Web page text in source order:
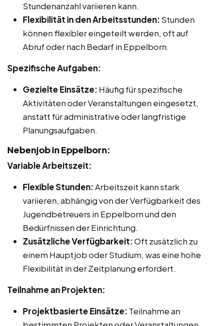
Stundenanzahl variieren kann.
Flexibilität in den Arbeitsstunden: Stunden
können flexibler eingeteilt werden, oft auf
Abruf oder nach Bedarf in Eppelborn.
Spezifische Aufgaben:
Gezielte Einsätze: Häufig für spezifische
Aktivitäten oder Veranstaltungen eingesetzt,
anstatt für administrative oder langfristige
Planungsaufgaben.
Nebenjob in Eppelborn:
Variable Arbeitszeit:
Flexible Stunden:Arbeitszeit kann stark
variieren, abhängig von der Verfügbarkeit des
Jugendbetreuers in Eppelborn und den
Bedürfnissen der Einrichtung.
Zusätzliche Verfügbarkeit:Oft zusätzlich zu
einem Hauptjob oder Studium, was eine hohe
Flexibilität in der Zeitplanung erfordert.
Teilnahme an Projekten:
Projektbasierte Einsätze: Teilnahme an